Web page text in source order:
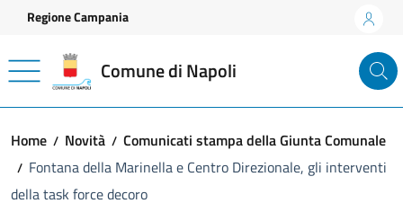
Vai ai contenuti
Vai al footer
Regione Campania
Comune di Napoli
Home Novità
Comunicati stampa della Giunta Comunale
Fontana della Marinella e Centro Direzionale, gli interventi
della task force decoro